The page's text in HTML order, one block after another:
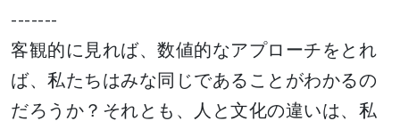
-------
客観的に見れば、数値的なアプローチをとれ
ば、私たちはみな同じであることがわかるの
だろうか？それとも、人と文化の違いは、私